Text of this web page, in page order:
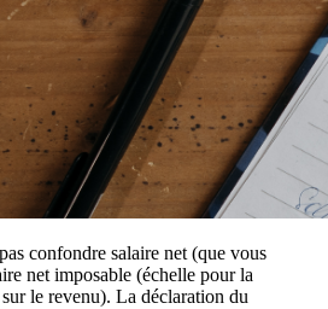
confondre salaire net (que vous
net imposable (échelle pour la
le revenu). La déclaration du